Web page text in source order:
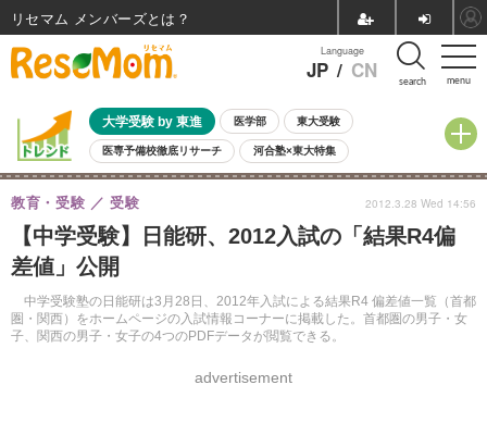
menu
Language
JP / CN search
大学受験 by 東進 医学部 東大受験
医専予備校徹底リサーチ 河合塾×東大特集
親子で考える大学選び 高校受験 中学受験 小学校受験
共通テスト 夏休み
8月開催イベント・WS 全国公立高校 過去問 人気記事
自由研究教材（小学生向け）
【中学受験】日能研、2012入試の「結果R4偏
差値」公開
中学受験塾の日能研は3月28日、2012年入試による結果R4 偏差値一覧（首都
圏・関西）をホームページの入試情報コーナーに掲載した。首都圏の男子・女
子、関西の男子・女子の4つのPDFデータが閲覧できる。
教育・受験 受験
advertisement
2012.3.28 Wed 14:56
リセマム メンバーズ